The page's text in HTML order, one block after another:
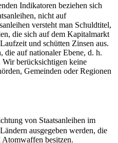
Indikatoren beziehen sich
nicht auf
versteht man Schuldtitel,
die sich auf dem Kapitalmarkt
und schütten Zinsen aus.
auf nationaler Ebene, d. h.
Wir berücksichtigen keine
Gemeinden oder Regionen
von Staatsanleihen im
ausgegeben werden, die
besitzen.